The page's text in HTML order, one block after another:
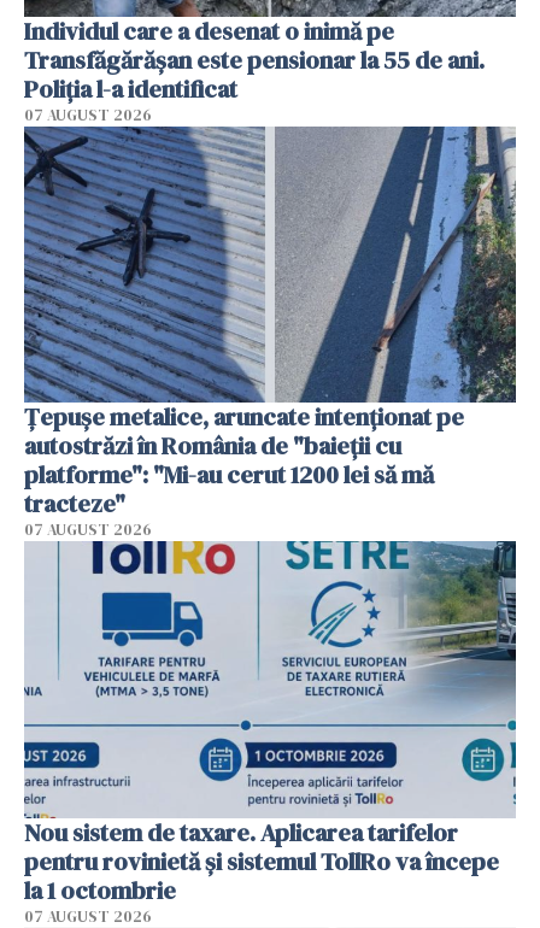
Individul care a desenat o inimă pe
Transfăgărășan este pensionar la 55 de ani.
Poliția l-a identificat
07 AUGUST 2026
Țepușe metalice, aruncate intenționat pe
autostrăzi în România de "baieții cu
platforme": "Mi-au cerut 1200 lei să mă
tracteze"
07 AUGUST 2026
Nou sistem de taxare. Aplicarea tarifelor
pentru rovinietă şi sistemul TollRo va începe
la 1 octombrie
07 AUGUST 2026